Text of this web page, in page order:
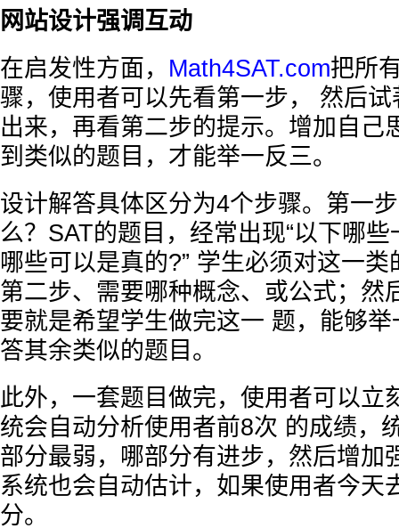
网站设计强调互动
在启发性方面， Math4SAT.com把所
骤，使用者可以先看第一步， 然后
出来，再看第二步的提示。增加自己
到类似的题目，才能举一反三。
设计解答具体区分为4个步骤。第一
么？SAT的题目，经常出现“以下哪
哪些可以是真的?” 学生必须对这一
第二步、需要哪种概念、或公式；然
要就是希望学生做完这一 题，能够
答其余类似的题目。
此外，一套题目做完，使用者可以立
统会自动分析使用者前8次 的成绩，
部分最弱，哪部分有进步，然后增加
系统也会自动估计，如果使用者今天
分。